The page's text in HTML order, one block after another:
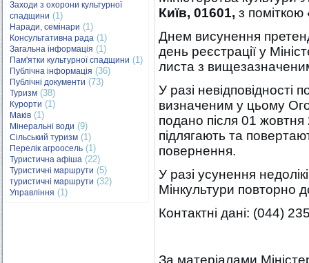
Заходи з охорони культурної
спадщини (1)
Наради, семінари (1)
Консультативна рада (1)
Загальна інформація (1)
Пам'ятки культурної спадщини (1)
Публічна інформація (36)
Публічні документи (73)
Туризм (38)
Курорти (1)
Маків (1)
Мінеральні води (9)
Сільський туризм (1)
Перелік агроосель (1)
Туристична афіша (22)
Туристичні маршрути (5)
туристичні маршрути (32)
Управління (1)
Київ, 01601, з поміткою
Днем висунення
день реєстрації у
листа з
У разі невідповідності
визначеним у цьому
подано після 01
підлягають та
повернення.
У разі усунення
Мінкультури повторно
Контактні дані: (044)
За матеріалами